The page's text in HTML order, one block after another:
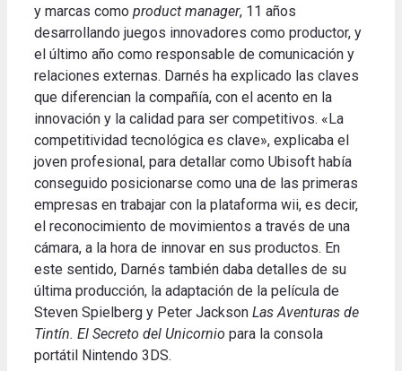
y marcas como product manager, 11 años
desarrollando juegos innovadores como productor, y
el último año como responsable de comunicación y
relaciones externas. Darnés ha explicado las claves
que diferencian la compañía, con el acento en la
innovación y la calidad para ser competitivos. «La
competitividad tecnológica es clave», explicaba el
joven profesional, para detallar como Ubisoft había
conseguido posicionarse como una de las primeras
empresas en trabajar con la plataforma wii, es decir,
el reconocimiento de movimientos a través de una
cámara, a la hora de innovar en sus productos. En
este sentido, Darnés también daba detalles de su
última producción, la adaptación de la película de
Steven Spielberg y Peter Jackson Las Aventuras de
Tintín. El Secreto del Unicornio para la consola
portátil Nintendo 3DS.